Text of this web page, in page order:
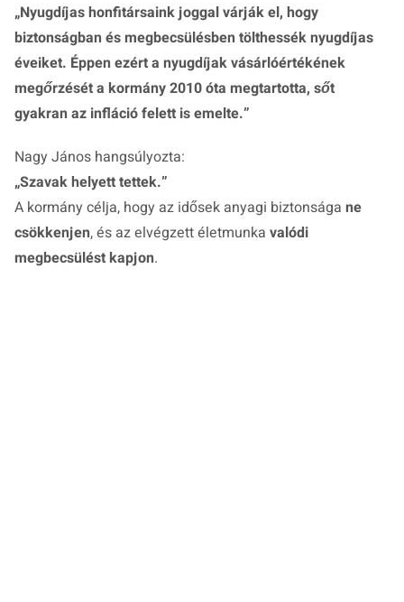
„Nyugdíjas honfitársaink joggal várják el, hogy
biztonságban és megbecsülésben tölthessék nyugdíjas
éveiket. Éppen ezért a nyugdíjak vásárlóértékének
megőrzését a kormány 2010 óta megtartotta, sőt
gyakran az infláció felett is emelte.”
Nagy János hangsúlyozta:
„Szavak helyett tettek.”
A kormány célja, hogy az idősek anyagi biztonsága ne
csökkenjen, és az elvégzett életmunka valódi
megbecsülést kapjon.